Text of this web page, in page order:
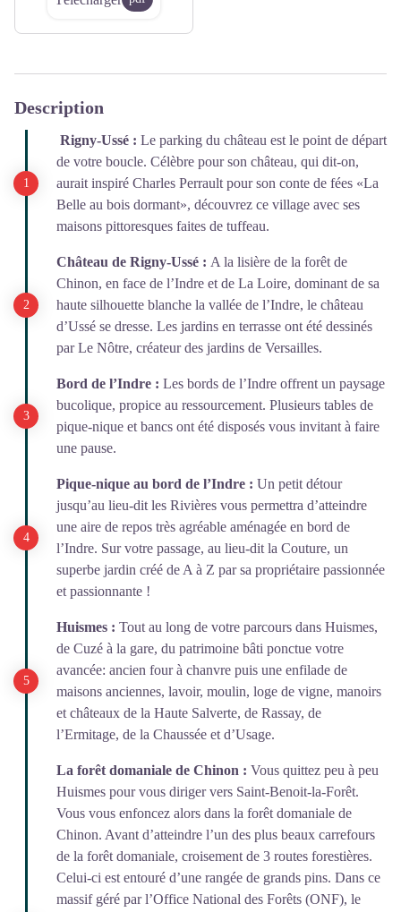
Description
Rigny-Ussé : Le parking du château est le point de départ
de votre boucle. Célèbre pour son château, qui dit-on,
aurait inspiré Charles Perrault pour son conte de fées «La
Belle au bois dormant», découvrez ce village avec ses
maisons pittoresques faites de tuffeau.
Château de Rigny-Ussé : A la lisière de la forêt de
Chinon, en face de l’Indre et de La Loire, dominant de sa
haute silhouette blanche la vallée de l’Indre, le château
d’Ussé se dresse. Les jardins en terrasse ont été dessinés
par Le Nôtre, créateur des jardins de Versailles.
Bord de l’Indre : Les bords de l’Indre offrent un paysage
bucolique, propice au ressourcement. Plusieurs tables de
pique-nique et bancs ont été disposés vous invitant à faire
une pause.
Pique-nique au bord de l’Indre : Un petit détour
jusqu’au lieu-dit les Rivières vous permettra d’atteindre
une aire de repos très agréable aménagée en bord de
l’Indre. Sur votre passage, au lieu-dit la Couture, un
superbe jardin créé de A à Z par sa propriétaire passionnée
et passionnante !
Huismes : Tout au long de votre parcours dans Huismes,
de Cuzé à la gare, du patrimoine bâti ponctue votre
avancée: ancien four à chanvre puis une enfilade de
maisons anciennes, lavoir, moulin, loge de vigne, manoirs
et châteaux de la Haute Salverte, de Rassay, de
l’Ermitage, de la Chaussée et d’Usage.
La forêt domaniale de Chinon : Vous quittez peu à peu
Huismes pour vous diriger vers Saint-Benoit-la-Forêt.
Vous vous enfoncez alors dans la forêt domaniale de
Chinon. Avant d’atteindre l’un des plus beaux carrefours
de la forêt domaniale, croisement de 3 routes forestières.
Celui-ci est entouré d’une rangée de grands pins. Dans ce
massif géré par l’Office National des Forêts (ONF), le